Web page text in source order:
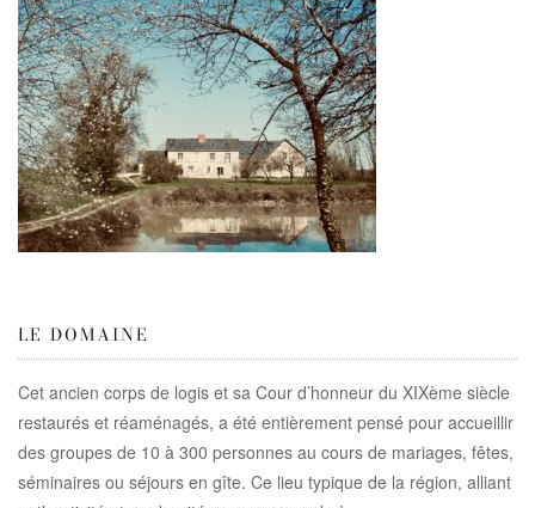
LE DOMAINE
Cet ancien corps de logis et sa Cour d’honneur du XIXème siècle
restaurés et réaménagés, a été entièrement pensé pour accueillir
des groupes de 10 à 300 personnes au cours de mariages, fêtes,
séminaires ou séjours en gîte. Ce lieu typique de la région, alliant